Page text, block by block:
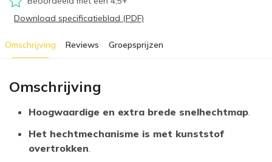
Download specificatieblad (PDF)
Omschrijving Reviews Groepsprijzen
Omschrijving
Hoogwaardige en extra brede snelhechtmap.
Het hechtmechanisme is met kunststof
overtrokken.